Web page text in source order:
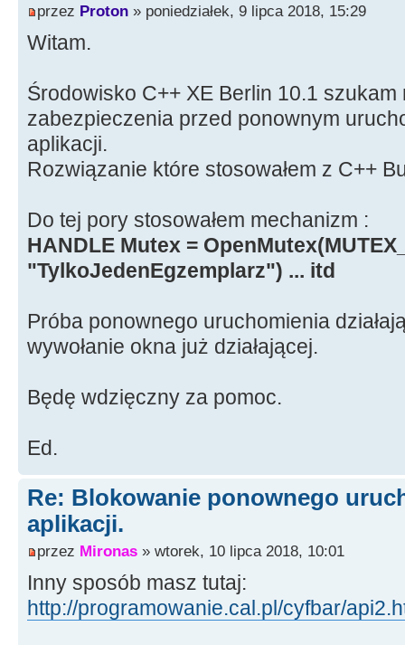
przez Proton » poniedziałek, 9 lipca 2018, 15:29
Witam.
Środowisko C++ XE Berlin 10.1
zabezpieczenia przed ponownym
aplikacji.
Rozwiązanie które stosowałem z C++
Do tej pory stosowałem mechanizm :
HANDLE Mutex =
"TylkoJedenEgzemplarz") ... itd
Próba ponownego uruchomienia
wywołanie okna już działającej.
Będę wdzięczny za pomoc.
Ed.
Re: Blokowanie ponownego
aplikacji.
przez Mironas » wtorek, 10 lipca 2018, 10:01
Inny sposób masz tutaj:
http://programowanie.cal.pl/cyfbar/